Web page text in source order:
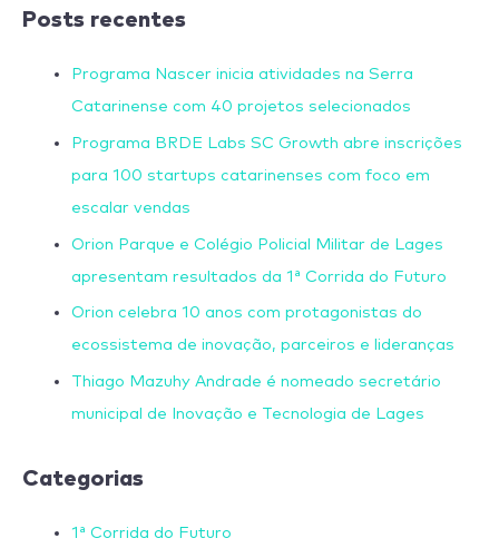
Posts recentes
Programa Nascer inicia atividades na Serra
Catarinense com 40 projetos selecionados
Programa BRDE Labs SC Growth abre inscrições
para 100 startups catarinenses com foco em
escalar vendas
Orion Parque e Colégio Policial Militar de Lages
apresentam resultados da 1ª Corrida do Futuro
Orion celebra 10 anos com protagonistas do
ecossistema de inovação, parceiros e lideranças
Thiago Mazuhy Andrade é nomeado secretário
municipal de Inovação e Tecnologia de Lages
Categorias
1ª Corrida do Futuro